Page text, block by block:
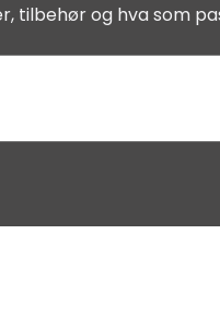
tilbehør og hva som